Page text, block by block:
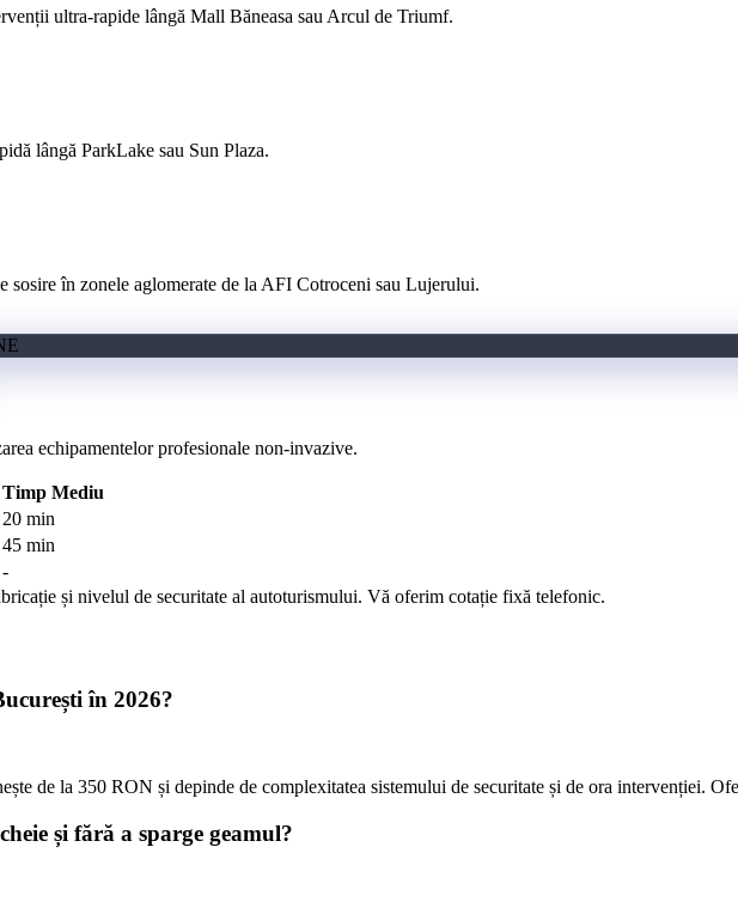
ultra-rapide lângă Mall Băneasa sau Arcul de Triumf.
lângă ParkLake sau Sun Plaza.
sosire în zonele aglomerate de la AFI Cotroceni sau Lujerului.
echipamentelor profesionale non-invazive.
Timp Mediu
20 min
45 min
-
și nivelul de securitate al autoturismului. Vă oferim cotație fixă telefonic.
în 2026?
de la 350 RON și depinde de complexitatea sistemului de securitate și de ora intervenției.
și fără a sparge geamul?